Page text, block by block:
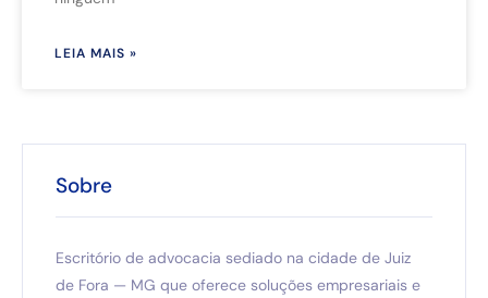
LEIA MAIS »
Sobre
Escritório de advocacia sediado na cidade de Juiz
de Fora — MG que oferece soluções empresariais e